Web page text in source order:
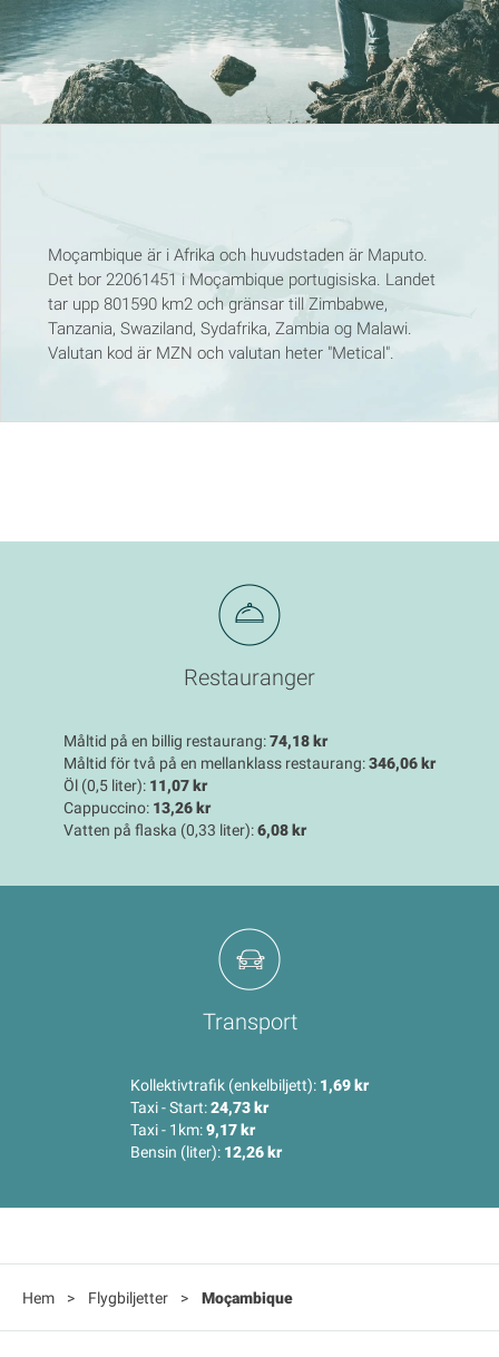
Moçambique är i Afrika och huvudstaden är Maputo.
Det bor 22061451 i Moçambique portugisiska. Landet
tar upp 801590 km2 och gränsar till Zimbabwe,
Tanzania, Swaziland, Sydafrika, Zambia og Malawi.
Valutan kod är MZN och valutan heter "Metical".
Restauranger
Måltid på en billig restaurang:74,18 kr
Måltid för två på en mellanklass restaurang:346,06 kr
Öl (0,5 liter): 11,07 kr
Cappuccino: 13,26 kr
Vatten på flaska (0,33 liter):6,08 kr
Transport
Kollektivtrafik (enkelbiljett): 1,69 kr
Taxi - Start:24,73 kr
Taxi - 1km:9,17 kr
Bensin (liter): 12,26 kr
Hem > Flygbiljetter > Moçambique